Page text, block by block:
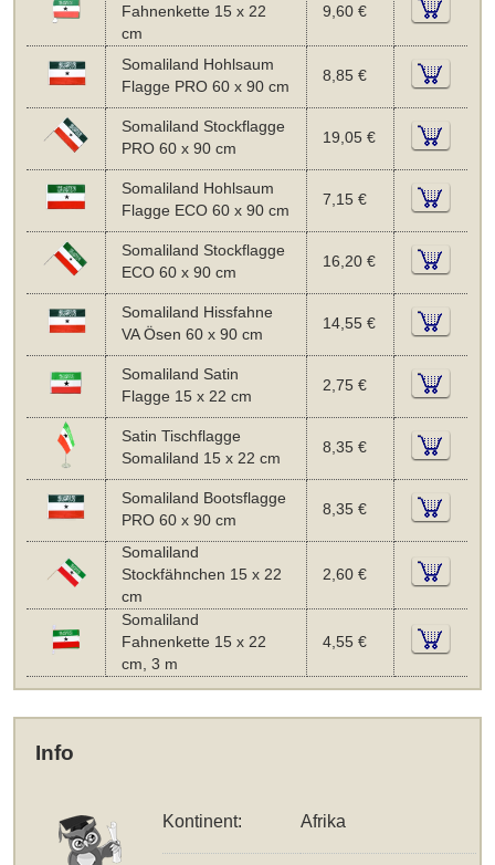
Fahnenkette 15 x 22
cm
9,60 €
Somaliland Hohlsaum
Flagge PRO 60 x 90 cm
8,85 €
Somaliland Stockflagge
PRO 60 x 90 cm
19,05 €
Somaliland Hohlsaum
Flagge ECO 60 x 90 cm
7,15 €
Somaliland Stockflagge
ECO 60 x 90 cm
16,20 €
Somaliland Hissfahne
VA Ösen 60 x 90 cm
14,55 €
Somaliland Satin
Flagge 15 x 22 cm
2,75 €
Satin Tischflagge
Somaliland 15 x 22 cm
8,35 €
Somaliland Bootsflagge
PRO 60 x 90 cm
8,35 €
Somaliland
Stockfähnchen 15 x 22
cm
2,60 €
Somaliland
Fahnenkette 15 x 22
cm, 3 m
4,55 €
Info
Kontinent: Afrika